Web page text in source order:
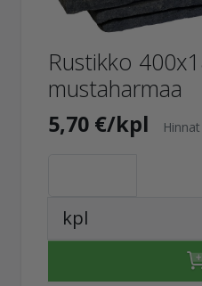
Rustikko
mustaharmaa
5,70 €/kpl
kpl